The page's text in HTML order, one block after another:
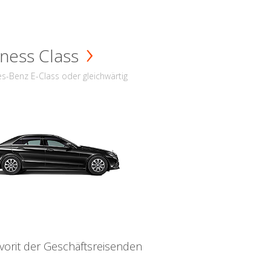
Class
Benz E-Class oder gleichwärtig
der Geschäftsreisenden